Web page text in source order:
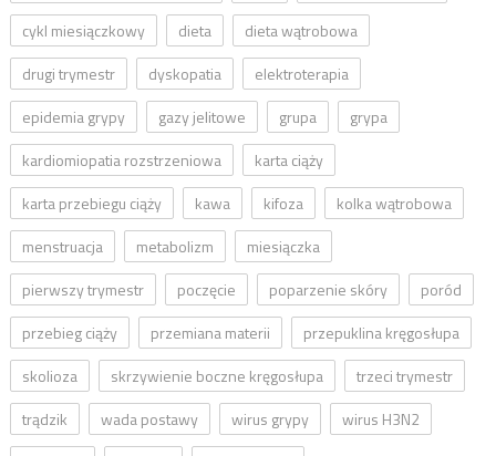
cykl miesiączkowy
dieta
dieta wątrobowa
drugi trymestr
dyskopatia
elektroterapia
epidemia grypy
gazy jelitowe grupa
grypa
kardiomiopatia rozstrzeniowa
karta ciąży
karta przebiegu ciąży
kawa kifoza
kolka wątrobowa
menstruacja
metabolizm
miesiączka
pierwszy trymestr
poczęcie poparzenie skóry
poród
przebieg ciąży
przemiana materii
przepuklina kręgosłupa
skolioza
skrzywienie boczne kręgosłupa
trzeci trymestr
trądzik
wada postawy wirus grypy
wirus H3N2